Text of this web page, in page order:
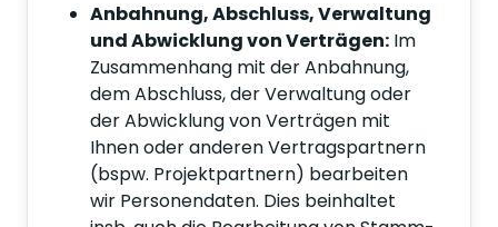
Anbahnung, Abschluss, Verwaltung
und Abwicklung von Verträgen: Im
Zusammenhang mit der Anbahnung,
dem Abschluss, der Verwaltung oder
der Abwicklung von Verträgen mit
Ihnen oder anderen Vertragspartnern
(bspw. Projektpartnern) bearbeiten
wir Personendaten. Dies beinhaltet